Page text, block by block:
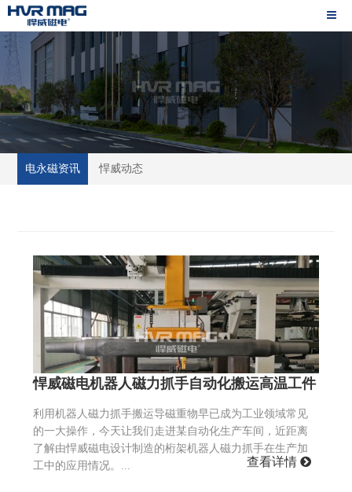
电永磁资讯 悍威动态
悍威磁电机器人磁力抓手自动化搬运高温工件
利用机器人磁力抓手搬运导磁重物早已成为工业领域常见
的一大操作，今天让我们走进某自动化生产车间，近距离
了解由悍威磁电设计制造的桁架机器人磁力抓手在生产加
工中的应用情况。...
查看详情